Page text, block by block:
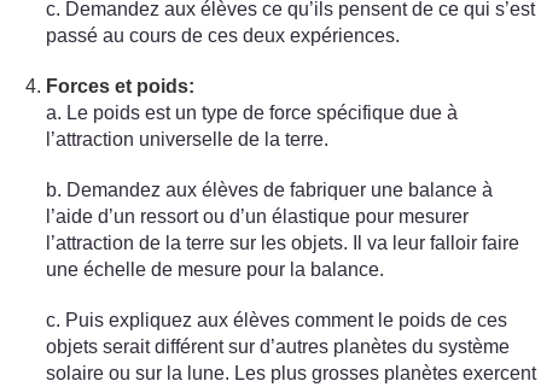
c. Demandez aux élèves ce qu’ils pensent de ce qui s’est
passé au cours de ces deux expériences.
Forces et poids:
a. Le poids est un type de force spécifique due à
l’attraction universelle de la terre.
b. Demandez aux élèves de fabriquer une balance à
l’aide d’un ressort ou d’un élastique pour mesurer
l’attraction de la terre sur les objets. Il va leur falloir faire
une échelle de mesure pour la balance.
c. Puis expliquez aux élèves comment le poids de ces
objets serait différent sur d’autres planètes du système
solaire ou sur la lune. Les plus grosses planètes exercent